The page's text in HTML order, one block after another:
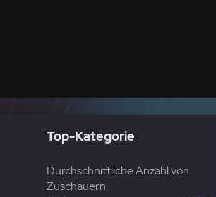
Top-Kategorie
Durchschnittliche Anzahl von
Zuschauern